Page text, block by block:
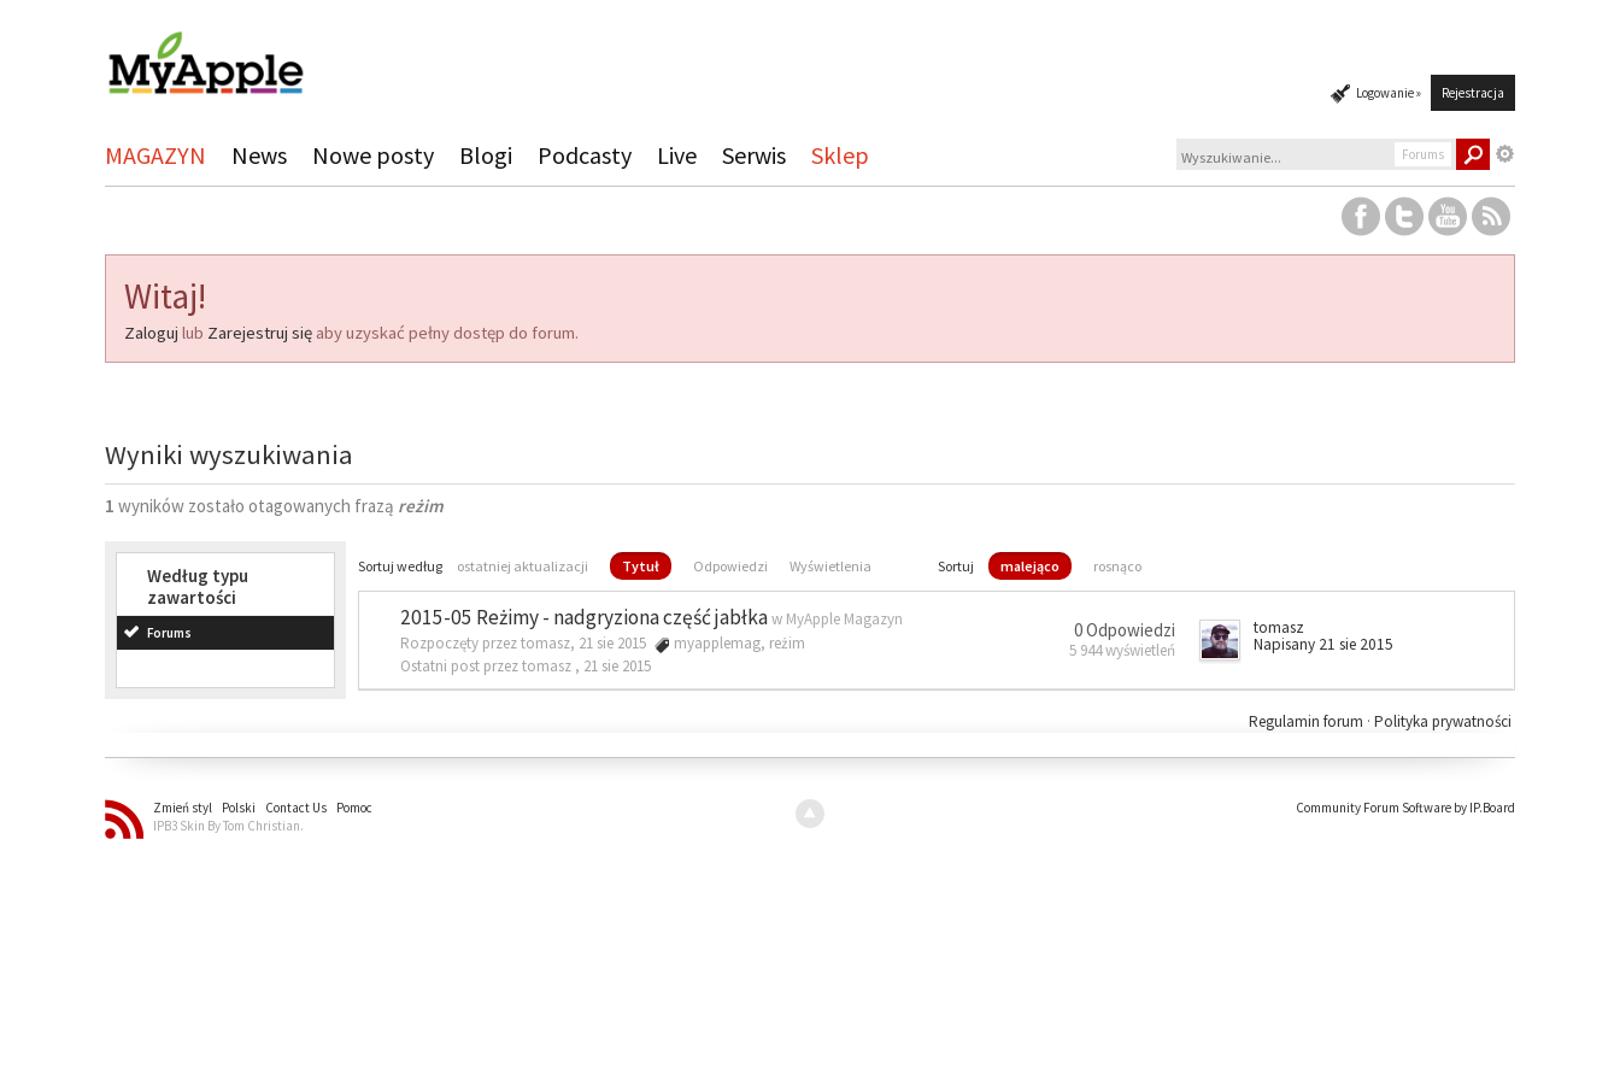
Logowanie » Rejestracja
MAGAZYN News Nowe posty Blogi Podcasty Live Serwis Sklep Forums
Witaj!
Zaloguj lub Zarejestruj się aby uzyskać pełny dostęp do forum.
Wyniki wyszukiwania
1 wyników zostało otagowanych frazą reżim
Według typu
zawartości
Forums
Sortuj według ostatniej aktualizacji Tytuł Odpowiedzi Wyświetlenia Sortuj malejąco rosnąco
2015-05 Reżimy - nadgryziona część jabłkaw MyApple Magazyn
Rozpoczęty przez tomasz, 21 sie 2015
myapplemag, reżim
Ostatni post przez tomasz , 21 sie 2015
0 Odpowiedzi
5 944 wyświetleń
tomasz
Napisany 21 sie 2015
Polityka prywatności
Regulamin forum ·
Zmień styl Polski Contact Us
Pomoc
IPB3 Skin By Tom Christian.
Community Forum Software by IP.Board